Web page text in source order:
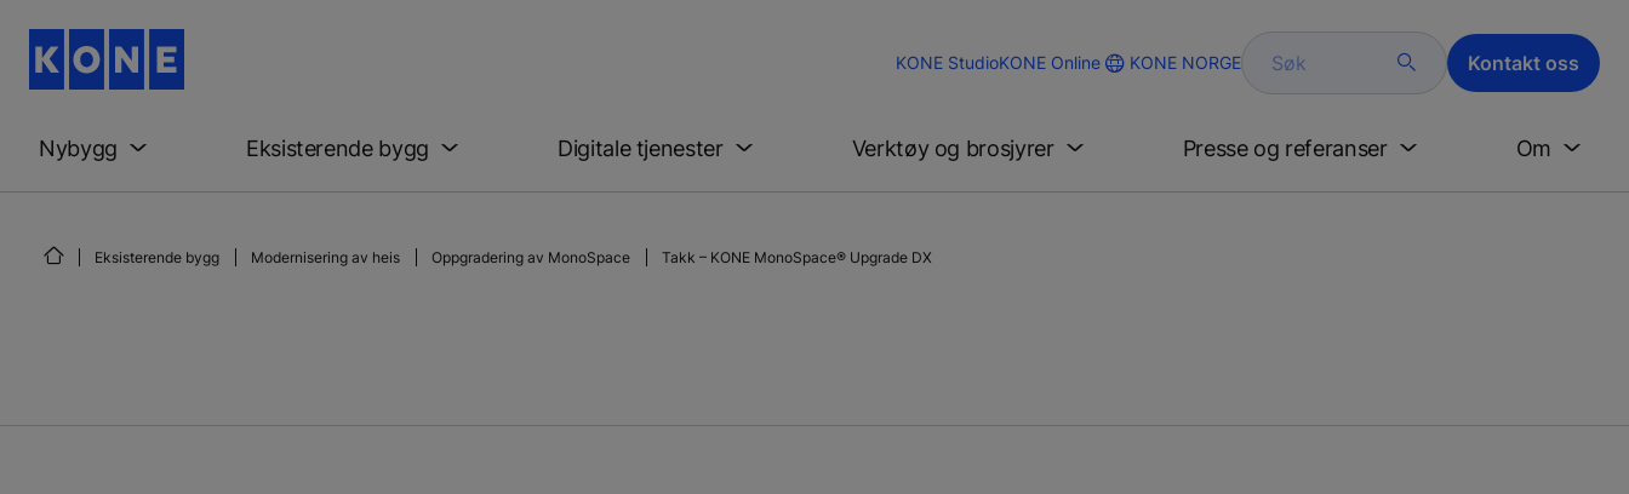
KONE StudioKONE Online KONE NORGE Søk Kontakt oss
Nybygg Eksisterende bygg Digitale tjenester Verktøy og brosjyrer Presse og referanser Om
Eksisterende bygg Modernisering av heis Oppgradering av MonoSpace Takk – KONE MonoSpace® Upgrade DX